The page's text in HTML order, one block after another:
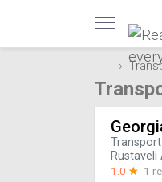
Rustaveli
1.0 ☆ 1